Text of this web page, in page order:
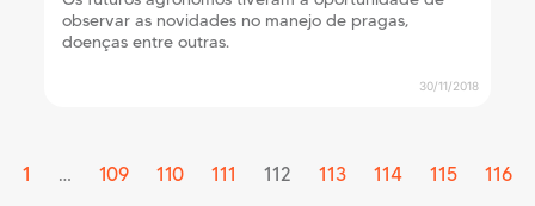
observar as novidades no manejo de pragas,
doenças entre outras.
30/11/2018
1 … 109 110 111 112 113 114 115 116